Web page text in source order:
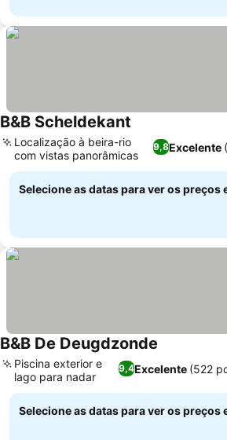
B&B Scheldekant
9,8Excelente
Localização à beira-rio
com vistas panorâmicas
Selecione as datas para ver os preços
B&B De Deugdzonde
9,4Excelente (522
Piscina exterior e
lago para nadar
Selecione as datas para ver os preços